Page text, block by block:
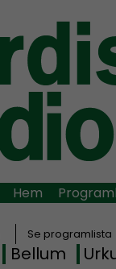
Hem
Se programlista
Bellum